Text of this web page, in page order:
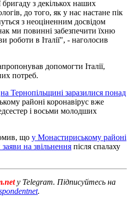
бригаду з декількох наших
до того, як у нас настане пік
з неоціненним досвідом
ми повинні забезпечити їхню
роботи в Італії", - наголосив
допомогти Італії,
потреб.
на Тернопільщині заразилися понад
районі коронавірус вже
і восьми молодших
що у Монастириському районі
на звільнення після спалаху
у Telegram. Підписуйтесь на
.